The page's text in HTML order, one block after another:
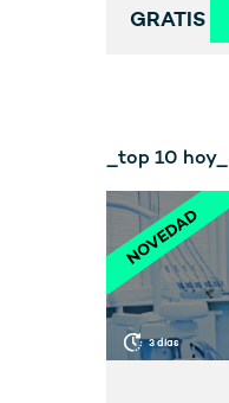
GRATIS
_top 10 hoy_
3 días